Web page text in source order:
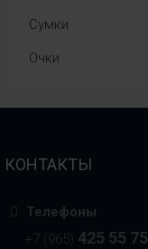
Сумки
Очки
КОНТАКТЫ
Телефоны
+7 (965) 425 55 75